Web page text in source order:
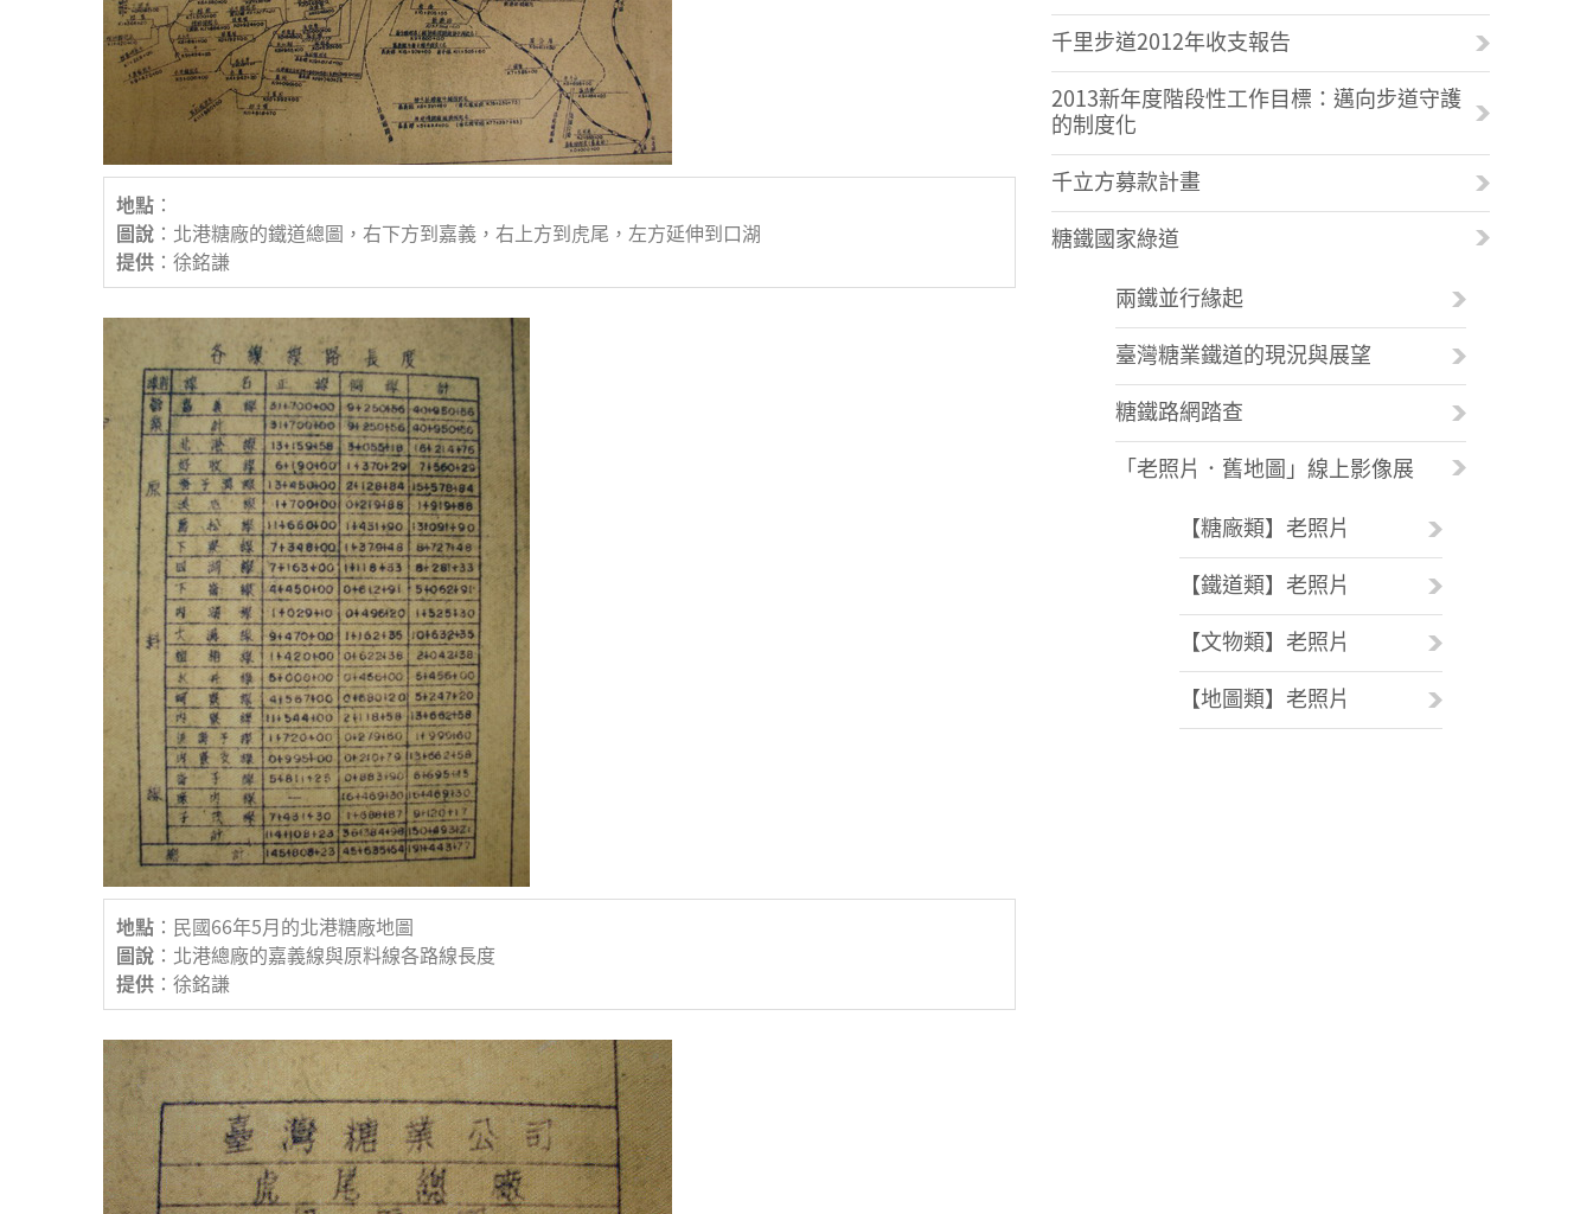
地點 ：
圖說 ：北港糖廠的鐵道總圖，右下方到嘉義，右上方到虎尾，左方延伸到口湖
提供 ：徐銘謙
地點 ：民國66年5月的北港糖廠地圖
圖說 ：北港總廠的嘉義線與原料線各路線長度
提供 ：徐銘謙
千里步道2012年收支報告
2013新年度階段性工作目標：邁向步道守護
的制度化
千立方募款計畫
糖鐵國家綠道
兩鐵並行緣起
臺灣糖業鐵道的現況與展望
糖鐵路網踏查
「老照片．舊地圖」線上影像展
【糖廠類】老照片
【鐵道類】老照片
【文物類】老照片
【地圖類】老照片